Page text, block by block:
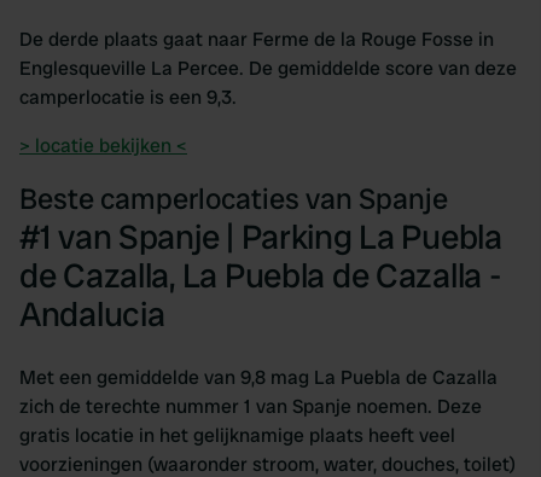
De derde plaats gaat naar Ferme de la Rouge Fosse in
Englesqueville La Percee. De gemiddelde score van deze
camperlocatie is een 9,3.
> locatie bekijken <
Beste camperlocaties van Spanje
#1 van Spanje | Parking La Puebla
de Cazalla, La Puebla de Cazalla -
Andalucia
Met een gemiddelde van 9,8 mag La Puebla de Cazalla
zich de terechte nummer 1 van Spanje noemen. Deze
gratis locatie in het gelijknamige plaats heeft veel
voorzieningen (waaronder stroom, water, douches, toilet)